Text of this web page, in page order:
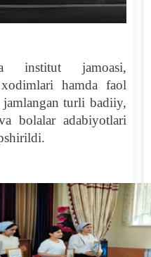
institut jamoasi,
hamda faol
turli badiiy,
bolalar adabiyotlari